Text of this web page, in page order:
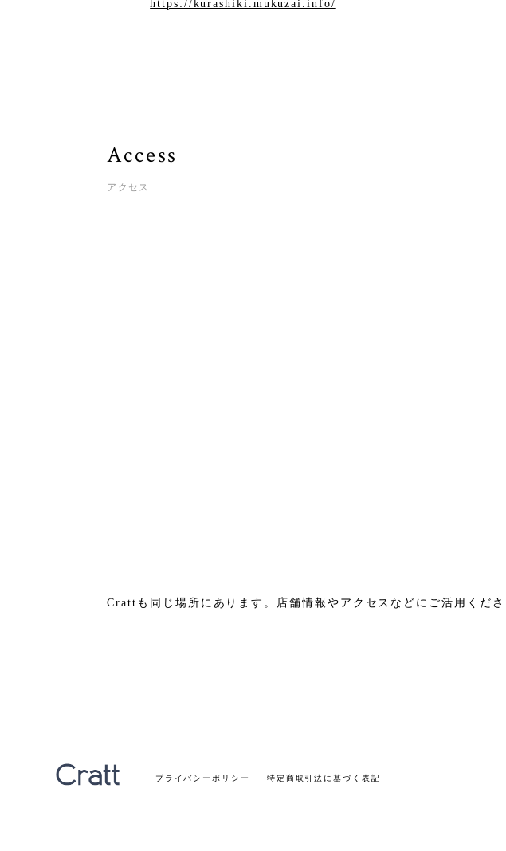
https://kurashiki.mukuzai.info/
Access
アクセス
Crattも同じ場所にあります。店舗情報やアクセスなどにご活用くださ
プライバシーポリシー 特定商取引法に基づく表記